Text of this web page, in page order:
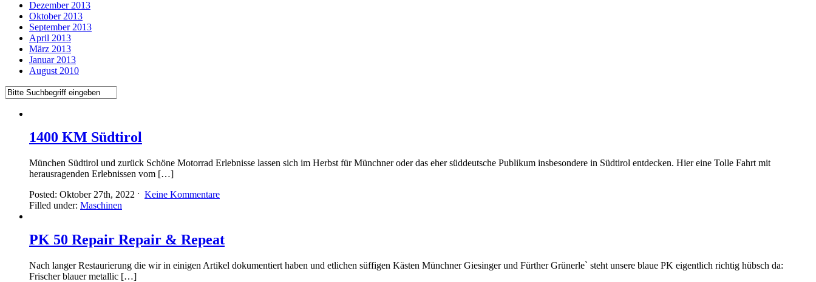
Dezember 2013
Oktober 2013
September 2013
April 2013
März 2013
Januar 2013
August 2010
1400 KM Südtirol
München Südtirol und zurück Schöne Motorrad Erlebnisse lassen sich im Herbst für Münchner oder das eher süddeutsche Publikum insbesondere in Südtirol entdecken. Hier eine Tolle Fahrt mit
herausragenden Erlebnissen vom […]
Posted: Oktober 27th, 2022 ˑ Keine Kommentare
Filled under: Maschinen
PK 50 Repair Repair & Repeat
Nach langer Restaurierung die wir in einigen Artikel dokumentiert haben und etlichen süffigen Kästen Münchner Giesinger und Fürther Grünerle` steht unsere blaue PK eigentlich richtig hübsch da:
Frischer blauer metallic […]